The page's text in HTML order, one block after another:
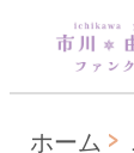
ホーム